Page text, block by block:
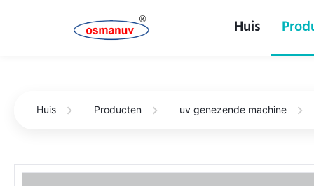
Huis
Huis Producten uv genezende machine